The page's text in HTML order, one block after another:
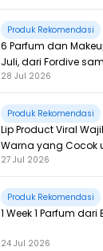
Produk Rekomendasi
6 Parfum dan
Juli, dari Fordive
28 Jul 2026
Produk Rekomendasi
Lip Product Viral
Warna yang Cocok
27 Jul 2026
Produk Rekomendasi
1 Week 1 Parfum
24 Jul 2026